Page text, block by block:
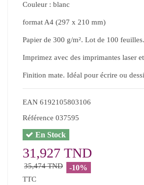
Couleur : blanc
format A4 (297 x 210 mm)
Papier de 300 g/m². Lot de 100 feuilles.
Imprimez avec des imprimantes laser
Finition mate. Idéal pour écrire ou
EAN 6192105803106
Référence 037595
En Stock
31,927 TND
35,474 TND -10%
TTC